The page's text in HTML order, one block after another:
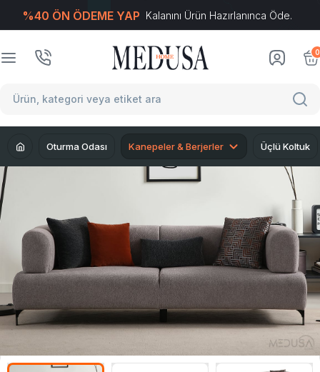
%40 ÖN ÖDEME YAP Kalanını Ürün Hazırlanınca Öde.
0
Oturma Odası Kanepeler & Berjerler Üçlü Koltuk
T-Soft E-Ticaret Sistemleriyle Hazırlanmıştır.